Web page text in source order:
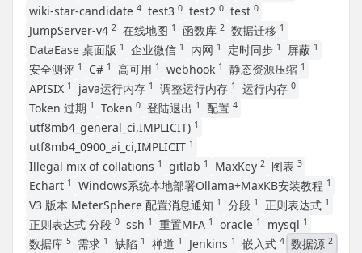
wiki-star-candidate 4 test3 0 test2 0 test 0
JumpServer-v4 2 在线地图 1 函数库 2 数据迁移 1
DataEase 桌面版 1 企业微信 1 内网 1 定时同步 1 屏蔽 1
安全测评 1 C# 1 高可用 1 webhook 1 静态资源压缩 1
APISIX 1 java运行内存 1 调整运行内存 1 运行内存 0
Token 过期 1 Token 0 登陆退出 1 配置 4
utf8mb4_general_ci,IMPLICIT) 1
utf8mb4_0900_ai_ci,IMPLICIT 1
Illegal mix of collations 1 gitlab 1 MaxKey 2 图表 3
Echart 1 Windows系统本地部署Ollama+MaxKB安装教程 1
V3 版本 MeterSphere 配置消息通知 1 分段 1 正则表达式 1
正则表达式 分段 0 ssh 1 重置MFA 1 oracle 1 mysql 1
数据库 5 需求 1 缺陷 1 禅道 1 Jenkins 1 嵌入式 4 数据源 2